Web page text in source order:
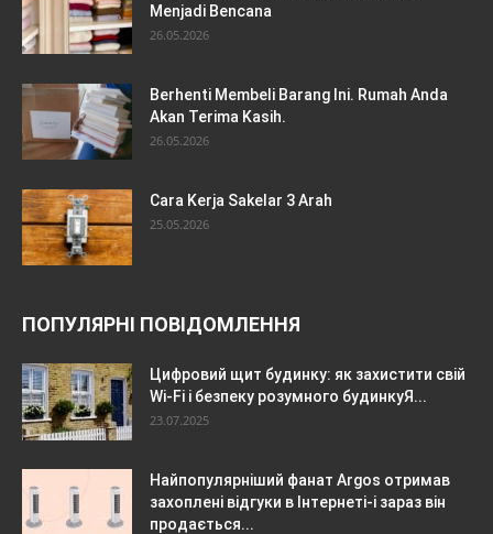
Menjadi Bencana
26.05.2026
Berhenti Membeli Barang Ini. Rumah Anda
Akan Terima Kasih.
26.05.2026
Cara Kerja Sakelar 3 Arah
25.05.2026
ПОПУЛЯРНІ ПОВІДОМЛЕННЯ
Цифровий щит будинку: як захистити свій
Wi-Fi і безпеку розумного будинкуЯ...
23.07.2025
Найпопулярніший фанат Argos отримав
захоплені відгуки в Інтернеті-і зараз він
продається...